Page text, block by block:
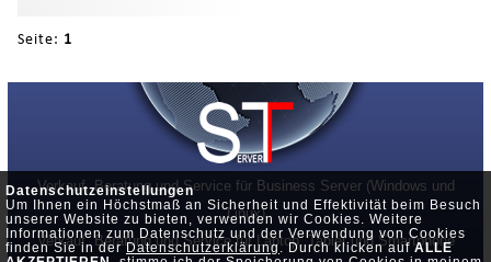
Datenschutzeinstellungen
Um Ihnen ein Höchstmaß an Sicherheit und Effektivität beim Besuch
unserer Website zu bieten, verwenden wir Cookies. Weitere
Informationen zum Datenschutz und der Verwendung von Cookies
finden Sie in derDatenschutzerklärung. Durch klicken aufALLE
Seite: 1
Verkauf, Beratung und Service für Business Server (Windows und
Linux)
Verkauf, Beratung und Service für Laptop, Tablet und Smartphone